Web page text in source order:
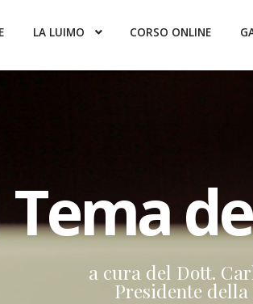
LA LUIMO CORSO ONLINE
a cura del Dott.
Presidente